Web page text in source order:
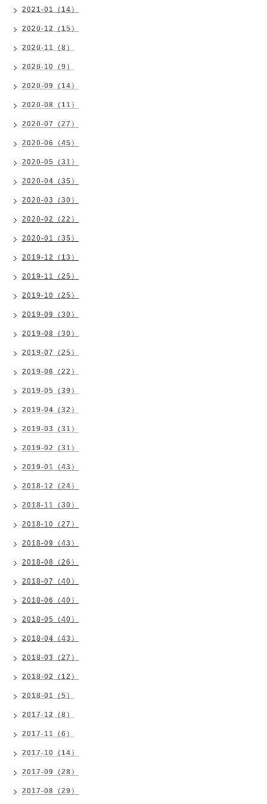
2021-01（14）
2020-12（15）
2020-11（8）
2020-10（9）
2020-09（14）
2020-08（11）
2020-07（27）
2020-06（45）
2020-05（31）
2020-04（35）
2020-03（30）
2020-02（22）
2020-01（35）
2019-12（13）
2019-11（25）
2019-10（25）
2019-09（30）
2019-08（30）
2019-07（25）
2019-06（22）
2019-05（39）
2019-04（32）
2019-03（31）
2019-02（31）
2019-01（43）
2018-12（24）
2018-11（30）
2018-10（27）
2018-09（43）
2018-08（26）
2018-07（40）
2018-06（40）
2018-05（40）
2018-04（43）
2018-03（27）
2018-02（12）
2018-01（5）
2017-12（8）
2017-11（6）
2017-10（14）
2017-09（28）
2017-08（29）